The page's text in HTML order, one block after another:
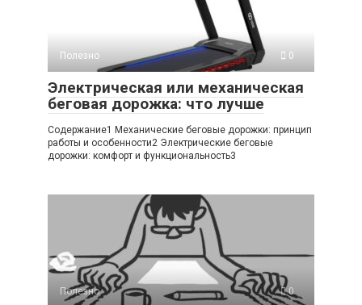
Полезно 0
Электрическая или механическая
беговая дорожка: что лучше
Содержание1 Механические беговые дорожки: принцип
работы и особенности2 Электрические беговые
дорожки: комфорт и функциональность3
Полезно 0